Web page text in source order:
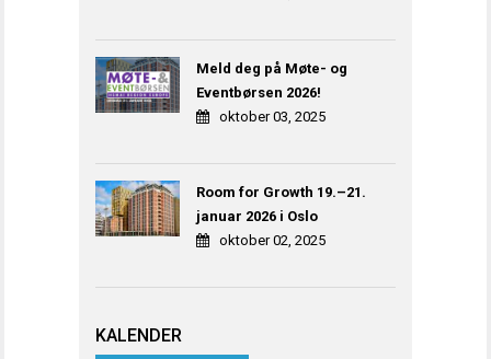
Meld deg på Møte- og
Eventbørsen 2026!
oktober 03, 2025
Room for Growth 19.–21.
januar 2026 i Oslo
oktober 02, 2025
KALENDER